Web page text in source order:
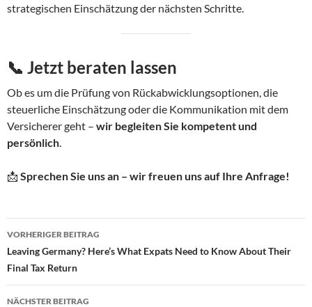
strategischen Einschätzung der nächsten Schritte.
📞 Jetzt beraten lassen
Ob es um die Prüfung von Rückabwicklungsoptionen, die
steuerliche Einschätzung oder die Kommunikation mit dem
Versicherer geht – wir begleiten Sie kompetent und
persönlich.
📩 Sprechen Sie uns an – wir freuen uns auf Ihre Anfrage!
Beitragsnavigation
VORHERIGER BEITRAG
Leaving Germany? Here’s What Expats Need to Know About Their
Final Tax Return
NÄCHSTER BEITRAG